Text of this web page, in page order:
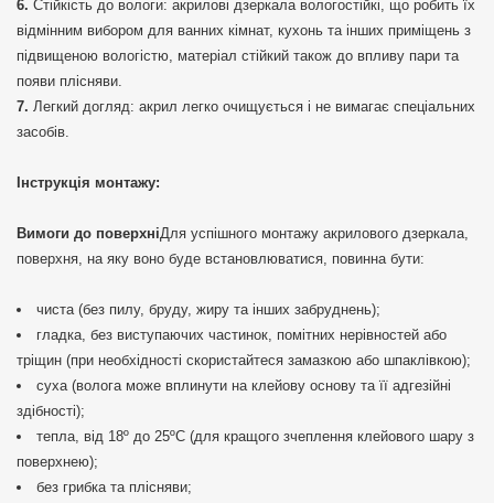
Стійкість до вологи: акрилові дзеркала вологостійкі, що робить їх
відмінним вибором для ванних кімнат, кухонь та інших приміщень з
підвищеною вологістю, матеріал стійкий також до впливу пари та
появи плісняви.
Легкий догляд: акрил легко очищується і не вимагає спеціальних
засобів.
Інструкція монтажу:
Вимоги до поверхніДля успішного монтажу акрилового дзеркала,
поверхня, на яку воно буде встановлюватися, повинна бути:
чиста (без пилу, бруду, жиру та інших забруднень);
гладка, без виступаючих частинок, помітних нерівностей або
тріщин (при необхідності скористайтеся замазкою або шпаклівкою);
суха (волога може вплинути на клейову основу та її адгезійні
здібності);
тепла, від 18º до 25ºС (для кращого зчеплення клейового шару з
поверхнею);
без грибка та плісняви;